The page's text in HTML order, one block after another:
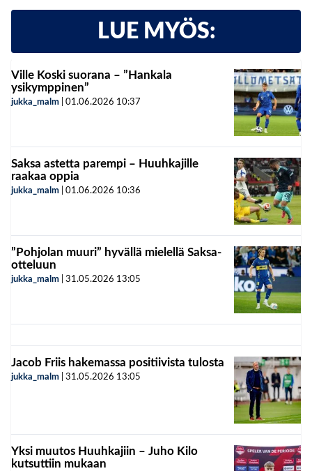
LUE MYÖS:
Ville Koski suorana – ”Hankala
ysikymppinen”
jukka_malm 01.06.2026 10:37
Saksa astetta parempi – Huuhkajille
raakaa oppia
jukka_malm 01.06.2026 10:36
”Pohjolan muuri” hyvällä mielellä Saksa-
otteluun
jukka_malm 31.05.2026 13:05
Jacob Friis hakemassa positiivista tulosta
jukka_malm 31.05.2026 13:05
Yksi muutos Huuhkajiin – Juho Kilo
kutsuttiin mukaan